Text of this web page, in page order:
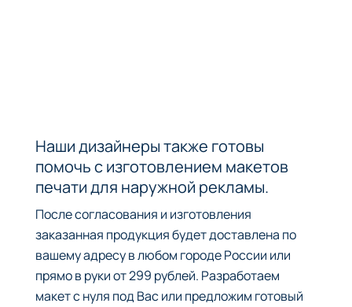
Наши дизайнеры также готовы
помочь с изготовлением макетов
печати для наружной рекламы.
После согласования и изготовления
заказанная продукция будет доставлена по
вашему адресу в любом городе России или
прямо в руки от 299 рублей. Разработаем
макет с нуля под Вас или предложим готовый